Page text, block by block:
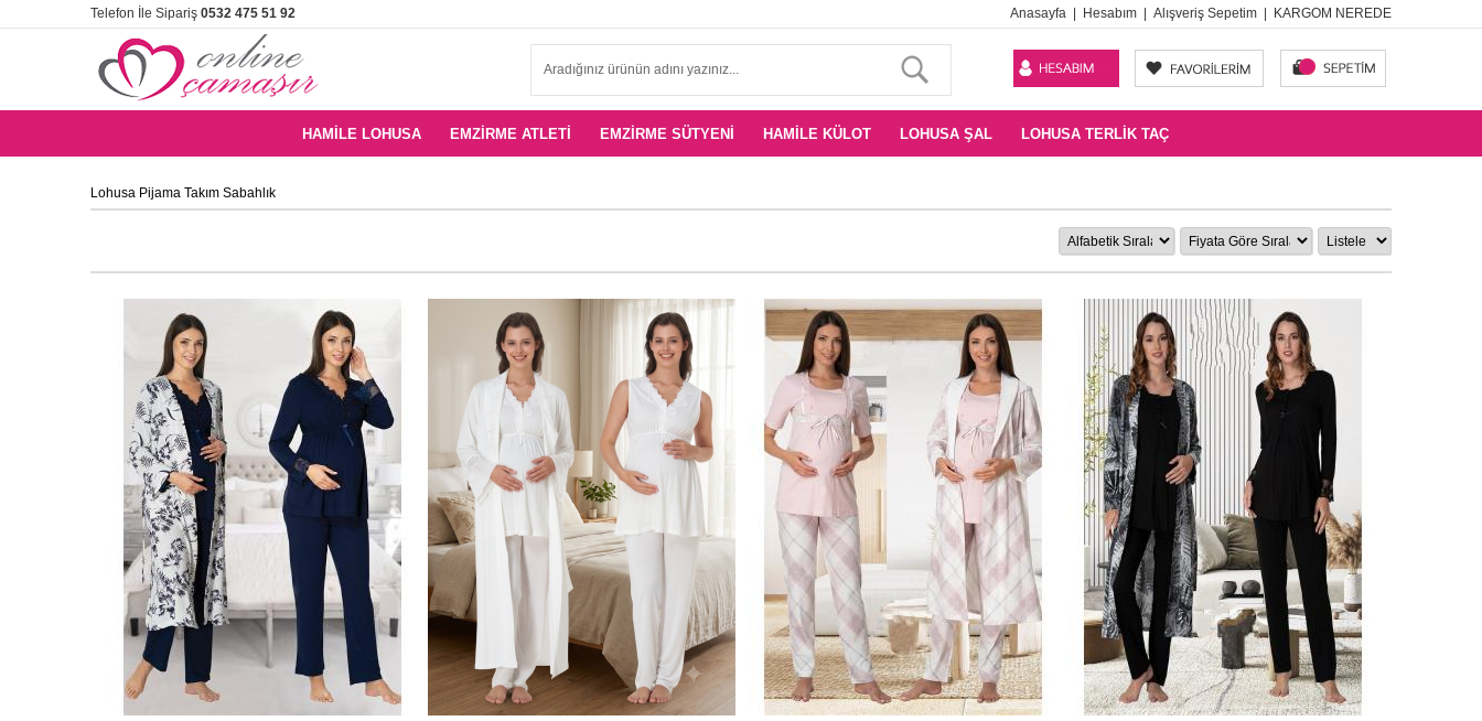
Telefon İle Sipariş 0532 475 51 92 Anasayfa Hesabım Alışveriş Sepetim KARGOM NEREDE
HAMILE LOHUSA EMZIRME ATLETI EMZIRME SÜTYENI HAMILE KÜLOT LOHUSA ŞAL LOHUSA TERLIK TAÇ
Lohusa Pijama Takım Sabahlık